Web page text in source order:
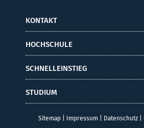
KONTAKT
HOCHSCHULE
SCHNELLEINSTIEG
STUDIUM
Sitemap| Impressum| Datenschutz|